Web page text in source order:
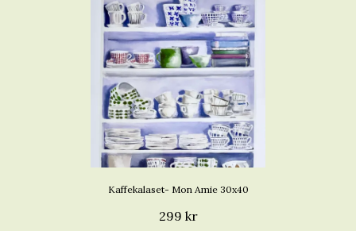
Kaffekalaset- Mon Amie 30x40
299 kr